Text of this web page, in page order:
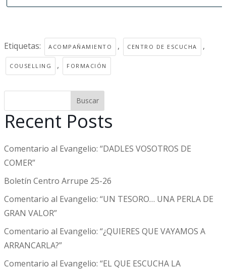
Etiquetas: ACOMPAÑAMIENTO , CENTRO DE ESCUCHA ,
COUSELLING , FORMACIÓN
Buscar
Recent Posts
Comentario al Evangelio: “DADLES VOSOTROS DE
COMER”
Boletín Centro Arrupe 25-26
Comentario al Evangelio: “UN TESORO… UNA PERLA DE
GRAN VALOR”
Comentario al Evangelio: “¿QUIERES QUE VAYAMOS A
ARRANCARLA?”
Comentario al Evangelio: “EL QUE ESCUCHA LA